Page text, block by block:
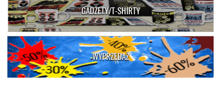
GADŻETY/T-SHIRTY
WYPRZEDAŻ